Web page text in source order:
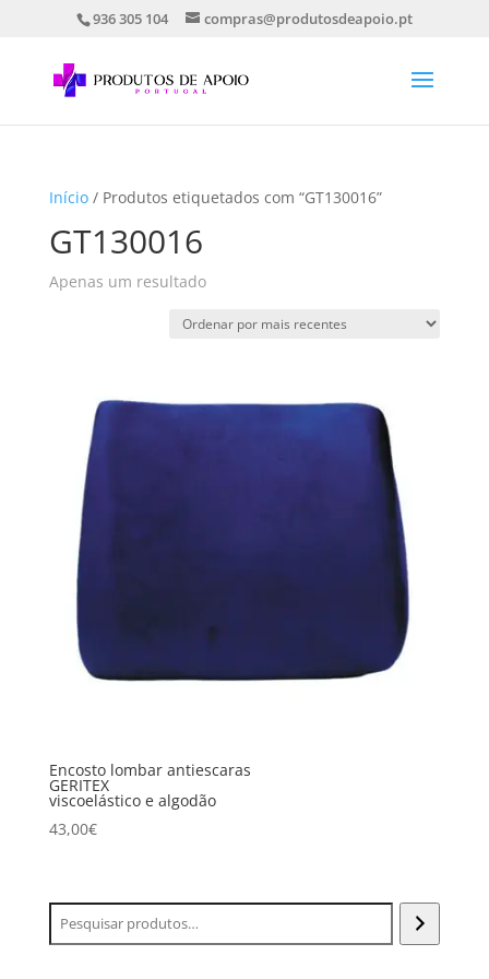
936 305 104 compras@produtosdeapoio.pt
Início/ Produtos etiquetados com “GT130016”
GT130016
Apenas um resultado
Encosto lombar antiescaras
GERITEX
viscoelástico e algodão
43,00€